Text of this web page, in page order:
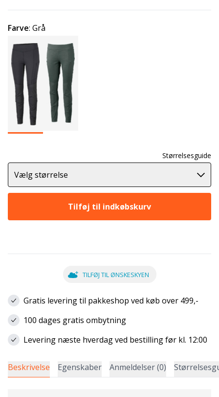
Farve: Grå
Størrelsesguide
Vælg størrelse
Tilføj til indkøbskurv
TILFØJ TIL ØNSKESKYEN
Gratis levering til pakkeshop ved køb over 499,-
100 dages gratis ombytning
Levering næste hverdag ved bestilling før kl. 12:00
Beskrivelse Egenskaber Anmeldelser (0)